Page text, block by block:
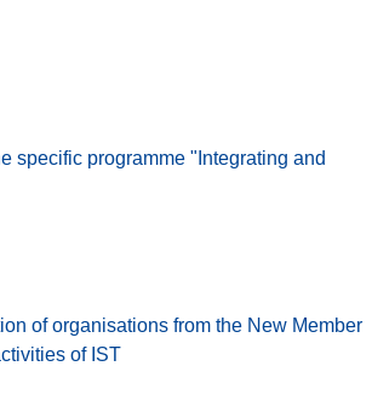
specific programme "Integrating and
of organisations from the New Member
of IST